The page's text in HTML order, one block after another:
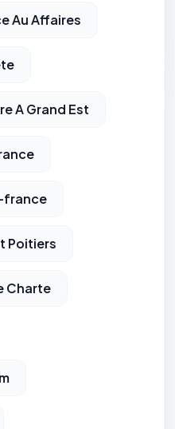
Au Affaires
A Grand Est
france
Poitiers
Charte